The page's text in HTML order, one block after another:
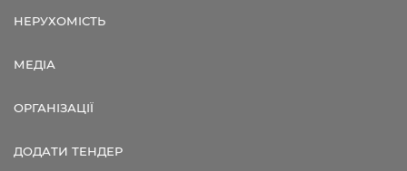
НЕРУХОМІСТЬ
МЕДІА
ОРГАНІЗАЦІЇ
ДОДАТИ ТЕНДЕР